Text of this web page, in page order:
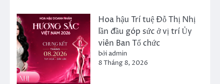
Hoa hậu Trí tuệ Đỗ Thị Nhị
lần đầu góp sức ở vị trí Ủy
viên Ban Tổ chức
bởi admin
8 Tháng 8, 2026